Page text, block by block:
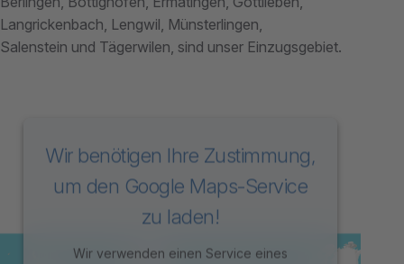
Langrickenbach, Lengwil, Münsterlingen,
Salenstein und Tägerwilen, sind unser Einzugsgebiet.
Wir benötigen Ihre Zustimmung,
um den Google Maps-Service
zu laden!
Wir verwenden einen Service eines